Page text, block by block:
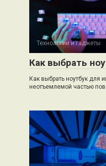
Технологии и гаджеты
Как выбрать
Как выбрать ноутбук для
неотъемлемой частью